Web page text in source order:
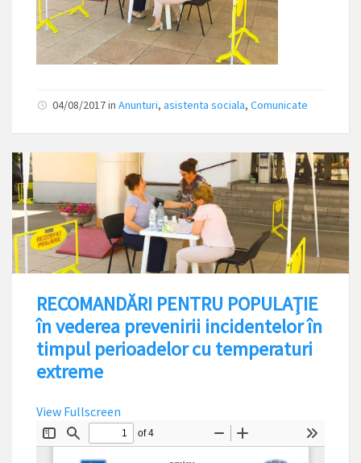
04/08/2017in Anunturi, asistenta sociala, Comunicate
RECOMANDĂRI PENTRU POPULAŢIE
în vederea prevenirii incidentelor în
timpul perioadelor cu temperaturi
extreme
View Fullscreen